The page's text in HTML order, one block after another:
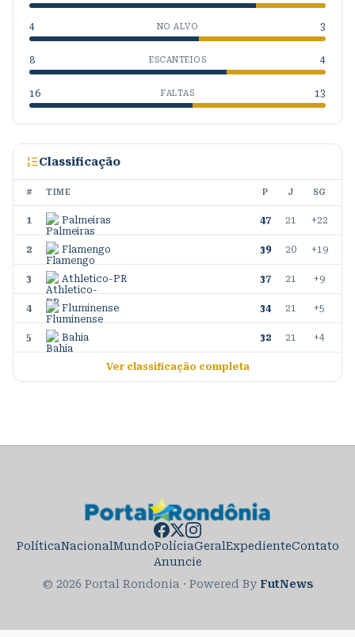
4 NO ALVO 3
8 ESCANTEIOS 4
16 FALTAS 13
Classificação
# TIME P J SG
1 Palmeiras 47 21 +22
2 Flamengo 39 20 +19
3 Athletico-PR 37 21 +9
4 Fluminense 34 21 +5
5 Bahia 32 21 +4
Ver classificação completa
PolíticaNacionalMundoPolíciaGeralExpedienteContato
Anuncie
© 2026 Portal Rondonia · Powered By FutNews